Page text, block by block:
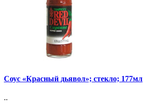
Соус «Красный дьявол»; стекло; 177мл
..